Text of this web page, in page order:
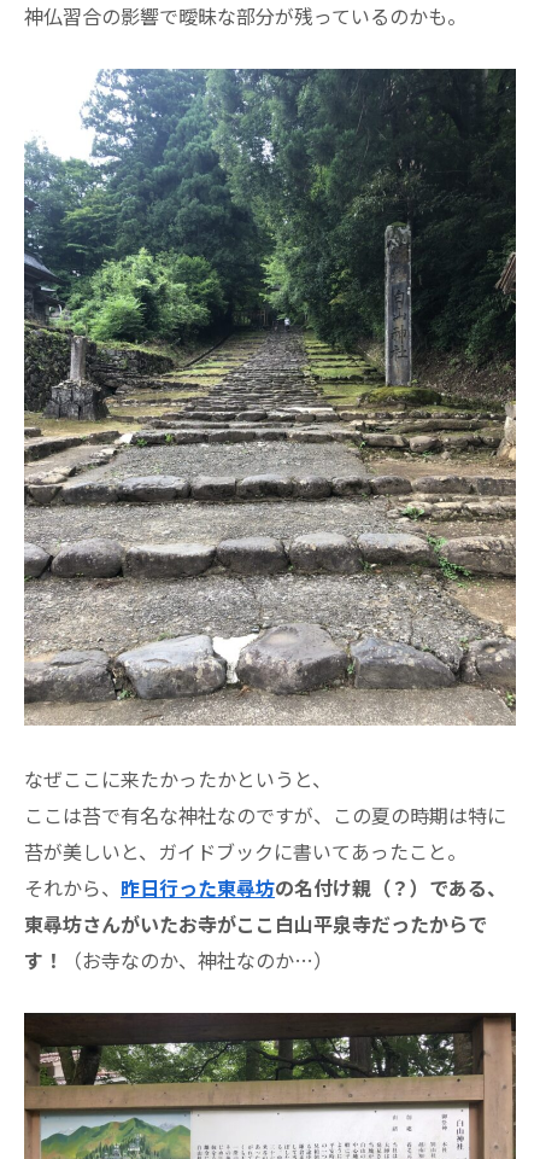
神仏習合の影響で曖昧な部分が残っているのかも。
なぜここに来たかったかというと、
ここは苔で有名な神社なのですが、この夏の時期は特に
苔が美しいと、ガイドブックに書いてあったこと。
それから、 昨日行った東尋坊の名付け親（？）である、
東尋坊さんがいたお寺がここ白山平泉寺だったからで
す！
（お寺なのか、神社なのか…）